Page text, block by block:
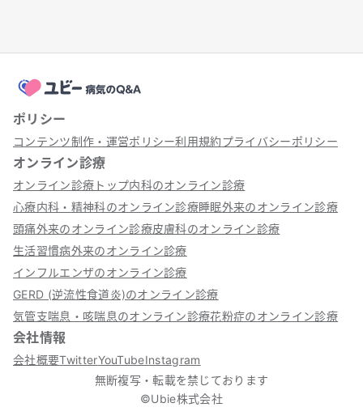
ポリシー
コンテンツ制作・運営ポリシー利用規約プライバシーポリシー
オンライン診療
オンライン診療トップ内科のオンライン診療
心療内科・精神科のオンライン診療睡眠外来のオンライン診療
頭痛外来のオンライン診療皮膚科のオンライン診療
生活習慣病外来のオンライン診療
インフルエンザのオンライン診療
GERD (逆流性食道炎)のオンライン診療
気管支喘息・咳喘息のオンライン診療花粉症のオンライン診療
会社情報
会社概要TwitterYouTubeInstagram
無断複写・転載を禁じております
©Ubie株式会社